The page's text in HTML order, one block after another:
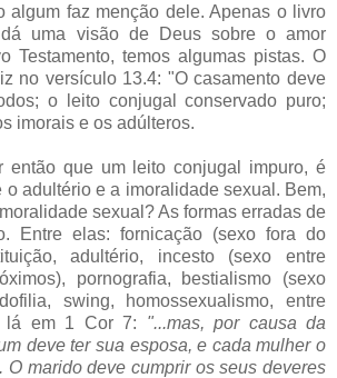
algum faz menção dele. Apenas o livro
uma visão de Deus sobre o amor
Testamento, temos algumas pistas. O
no versículo 13.4: "O casamento deve
o leito conjugal conservado puro;
imorais e os adúlteros.
então que um leito conjugal impuro, é
o adultério e a imoralidade sexual. Bem,
sexual? As formas erradas de
Entre elas: fornicação (sexo fora do
adultério, incesto (sexo entre
pornografia, bestialismo (sexo
swing, homossexualismo, entre
lá em 1 Cor 7: "...mas, por causa da
deve ter sua esposa, e cada mulher o
O marido deve cumprir os seus deveres